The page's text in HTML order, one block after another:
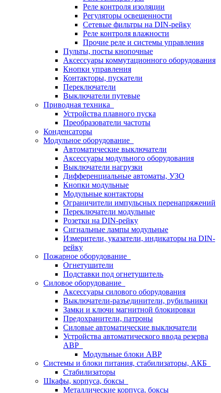
Реле контроля изоляции
Регуляторы освещенности
Сетевые фильтры на DIN-рейку
Реле контроля влажности
Прочие реле и системы управления
Пульты, посты кнопочные
Аксессуары коммутационного оборудования
Кнопки управления
Контакторы, пускатели
Переключатели
Выключатели путевые
Приводная техника
Устройства плавного пуска
Преобразователи частоты
Конденсаторы
Модульное оборудование
Автоматические выключатели
Аксессуары модульного оборудования
Выключатели нагрузки
Дифференциальные автоматы, УЗО
Кнопки модульные
Модульные контакторы
Ограничители импульсных перенапряжений
Переключатели модульные
Розетки на DIN-рейку
Сигнальные лампы модульные
Измерители, указатели, индикаторы на DIN-
рейку
Пожарное оборудование
Огнетушители
Подставки под огнетушитель
Силовое оборудование
Аксессуары силового оборудования
Выключатели-разъединители, рубильники
Замки и ключи магнитной блокировки
Предохранители, патроны
Силовые автоматические выключатели
Устройства автоматического ввода резерва
АВР
Модульные блоки АВР
Системы и блоки питания, стабилизаторы, АКБ
Стабилизаторы
Шкафы, корпуса, боксы
Металлические корпуса, боксы